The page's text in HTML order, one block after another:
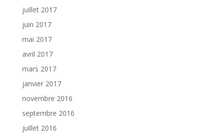
juillet 2017
juin 2017
mai 2017
avril 2017
mars 2017
janvier 2017
novembre 2016
septembre 2016
juillet 2016